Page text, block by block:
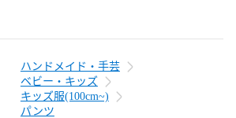
ハンドメイド・手芸
ベビー・キッズ
キッズ服(100cm~)
パンツ